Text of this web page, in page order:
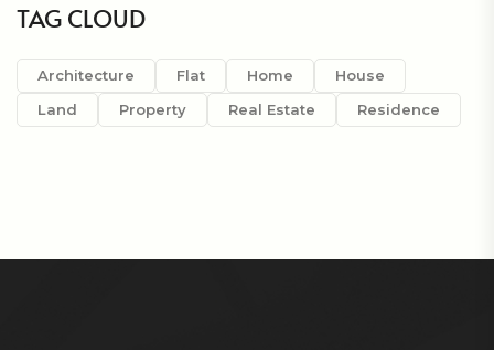
TAG CLOUD
Architecture Flat Home
House
Land
Property Real Estate Residence